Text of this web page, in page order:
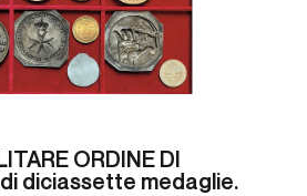
ORDINE DI
diciassette medaglie.